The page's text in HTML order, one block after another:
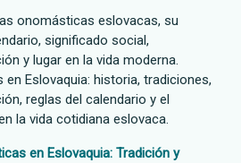
onomásticas eslovacas, su
significado social,
y lugar en la vida moderna.
Eslovaquia: historia, tradiciones,
reglas del calendario y el
la vida cotidiana eslovaca.
en Eslovaquia: Tradición y